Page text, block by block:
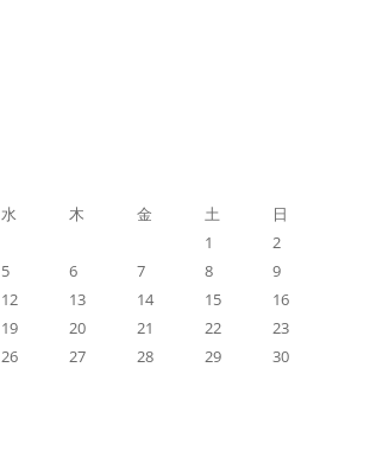
水 木 金 土
日
1
2
5 6 7 8
9
12 13 14 15
16
19 20 21 22
23
26 27 28 29
30